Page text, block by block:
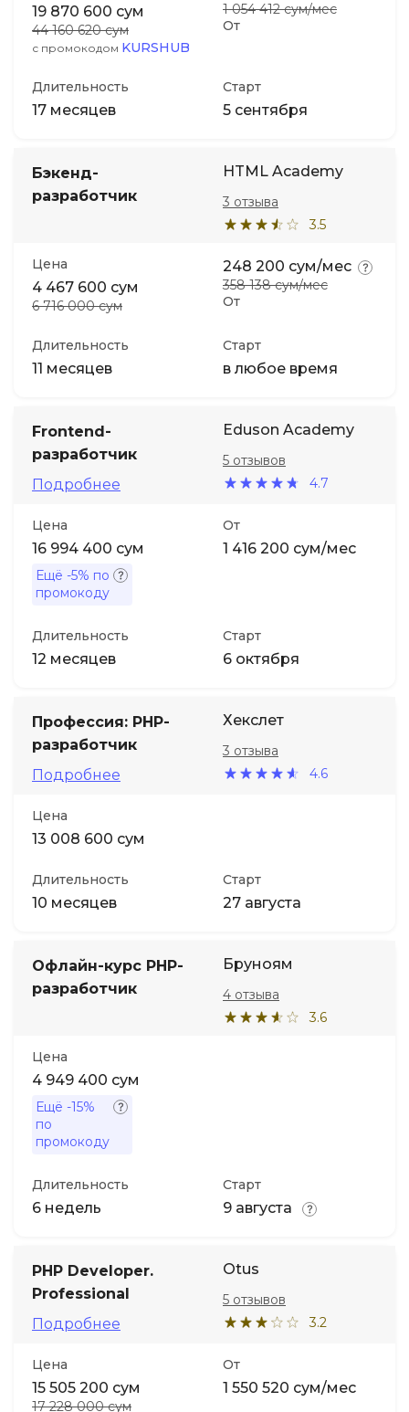
19 870 600 сум
44 160 620 сум
с промокодом KURSHUB
От
1 054 412 сум/мес
Длительность
17 месяцев
Старт
5 сентября
Бэкенд-
разработчик
HTML Academy
3.5
3 отзыва
Цена
4 467 600 сум
6 716 000 сум От
248 200 сум/мес
358 138 сум/мес
Длительность
11 месяцев
Старт
в любое время
Frontend-
разработчик
Подробнее
Eduson Academy
4.7
5 отзывов
Цена
16 994 400 сум
Ещё -5% по
промокоду
От
1 416 200 сум/мес
Длительность
12 месяцев
Старт
6 октября
Профессия: PHP-
разработчик
Подробнее
Хекслет
4.6
3 отзыва
Цена
13 008 600 сум
Длительность
10 месяцев
Старт
27 августа
Офлайн-курс PHP-
разработчик
Бруноям
3.6
4 отзыва
Цена
4 949 400 сум
Ещё -15%
по
промокоду
Длительность
6 недель
Старт
9 августа
PHP Developer.
Professional
Подробнее
Otus
3.2
5 отзывов
Цена
15 505 200 сум
17 228 000 сум
От
1 550 520 сум/мес